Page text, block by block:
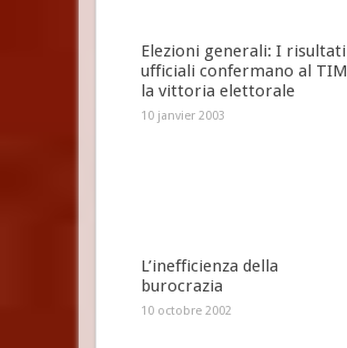
Elezioni generali: I risultati
ufficiali confermano al TIM
la vittoria elettorale
10 janvier 2003
L’inefficienza della
burocrazia
10 octobre 2002